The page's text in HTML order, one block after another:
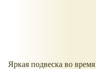
Яркая подвеска во